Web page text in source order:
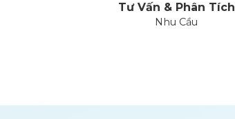
Tư Vấn & Phân Tích
Nhu Cầu